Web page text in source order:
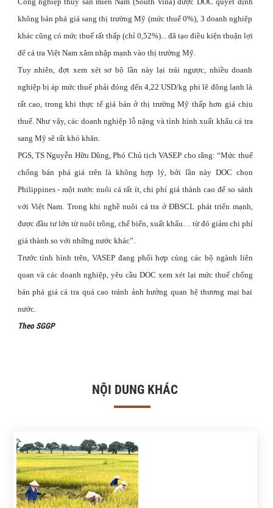
không bán phá giá sang thị trường Mỹ (mức thuế 0%), 3 doanh nghiệp
khác cũng có mức thuế rất thấp (chỉ 0,52%)... đã tạo điều kiện thuận lợi
để cá tra Việt Nam xâm nhập mạnh vào thị trường Mỹ.
Tuy nhiên, đợt xem xét sơ bộ lần này lại trái ngược, nhiều doanh
nghiệp bị áp mức thuế phải đóng đến 4,22 USD/kg phi lê đông lạnh là
rất cao, trong khi thực tế giá bán ở thị trường Mỹ thấp hơn giá chịu
thuế. Như vậy, các doanh nghiệp lỗ nặng và tình hình xuất khẩu cá tra
sang Mỹ sẽ rất khó khăn.
PGS, TS Nguyễn Hữu Dũng, Phó Chủ tịch VASEP cho rằng: “Mức thuế
chống bán phá giá trên là không hợp lý, bởi lần này DOC chọn
Philippines - một nước nuôi cá rất ít, chi phí giá thành cao để so sánh
với Việt Nam. Trong khi nghề nuôi cá tra ở ĐBSCL phát triển mạnh,
được đầu tư lớn từ nuôi trồng, chế biến, xuất khẩu… từ đó giảm chi phí
giá thành so với những nước khác”.
Trước tình hình trên, VASEP đang phối hợp cùng các bộ ngành liên
quan và các doanh nghiệp, yêu cầu DOC xem xét lại mức thuế chống
bán phá giá cá tra quá cao tránh ảnh hưởng quan hệ thương mại hai
nước.
Theo SGGP
NỘI DUNG KHÁC